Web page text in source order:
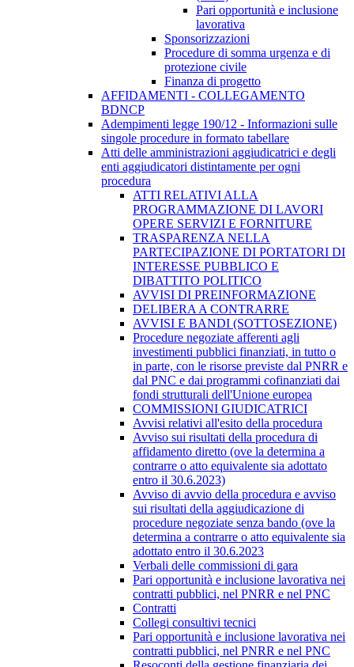
Pari opportunità e inclusione
lavorativa
Sponsorizzazioni
Procedure di somma urgenza e di
protezione civile
Finanza di progetto
AFFIDAMENTI - COLLEGAMENTO
BDNCP
Adempimenti legge 190/12 - Informazioni sulle
singole procedure in formato tabellare
Atti delle amministrazioni aggiudicatrici e degli
enti aggiudicatori distintamente per ogni
procedura
ATTI RELATIVI ALLA
PROGRAMMAZIONE DI LAVORI
OPERE SERVIZI E FORNITURE
TRASPARENZA NELLA
PARTECIPAZIONE DI PORTATORI DI
INTERESSE PUBBLICO E
DIBATTITO POLITICO
AVVISI DI PREINFORMAZIONE
DELIBERA A CONTRARRE
AVVISI E BANDI (SOTTOSEZIONE)
Procedure negoziate afferenti agli
investimenti pubblici finanziati, in tutto o
in parte, con le risorse previste dal PNRR e
dal PNC e dai programmi cofinanziati dai
fondi strutturali dell'Unione europea
COMMISSIONI GIUDICATRICI
Avvisi relativi all'esito della procedura
Avviso sui risultati della procedura di
affidamento diretto (ove la determina a
contrarre o atto equivalente sia adottato
entro il 30.6.2023)
Avviso di avvio della procedura e avviso
sui risultati della aggiudicazione di
procedure negoziate senza bando (ove la
determina a contrarre o atto equivalente sia
adottato entro il 30.6.2023
Verbali delle commissioni di gara
Pari opportunità e inclusione lavorativa nei
contratti pubblici, nel PNRR e nel PNC
Contratti
Collegi consultivi tecnici
Pari opportunità e inclusione lavorativa nei
contratti pubblici, nel PNRR e nel PNC